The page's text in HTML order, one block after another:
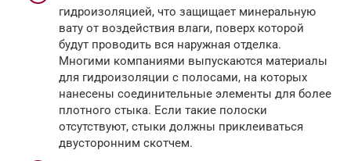
гидроизоляцией, что защищает минеральную
вату от воздействия влаги, поверх которой
будут проводить вся наружная отделка.
Многими компаниями выпускаются материалы
для гидроизоляции с полосами, на которых
нанесены соединительные элементы для более
плотного стыка. Если такие полоски
отсутствуют, стыки должны приклеиваться
двусторонним скотчем.